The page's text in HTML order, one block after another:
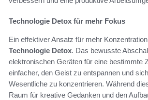
Technologie Detox für mehr Fokus
Ein effektiver Ansatz für mehr
Technologie Detox. Das bewusste
elektronischen Geräten für eine bestimmte
einfacher, den Geist zu entspannen und
Wesentliche zu konzentrieren. Während
Raum für kreative Gedanken und den